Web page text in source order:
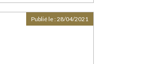
Publié le :28/04/2021